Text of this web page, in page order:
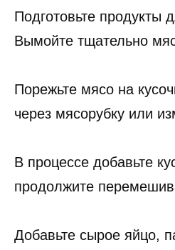
Подготовьте продукты
Вымойте тщательно
Порежьте мясо на
через мясорубку или
В процессе добавьте
продолжите
Добавьте сырое яйцо,